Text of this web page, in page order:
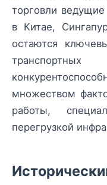
торговли
в Китае,
остаются
множеством
работы,
перегрузкой